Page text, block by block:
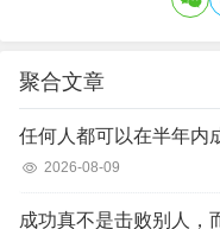
聚合文章
任何人都可以在半年内
2026-08-09
成功真不是击败别人，